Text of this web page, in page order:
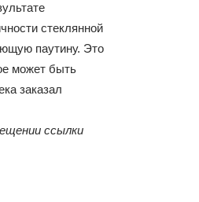
стеклянной
паутину. Это
может быть
заказал
ссылки